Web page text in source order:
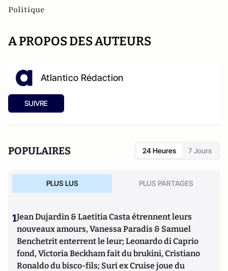
Politique
A PROPOS DES AUTEURS
Atlantico Rédaction
SUIVRE
POPULAIRES 24 Heures 7 Jours
PLUS LUS PLUS PARTAGES
1Jean Dujardin & Laetitia Casta étrennent leurs
nouveaux amours, Vanessa Paradis & Samuel
Benchetrit enterrent le leur; Leonardo di Caprio
fond, Victoria Beckham fait du brukini, Cristiano
Ronaldo du bisco-fils; Suri ex Cruise joue du